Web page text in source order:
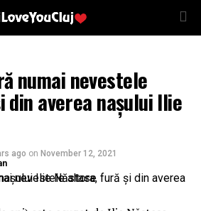
numai nevestele
averea nașului Ilie
ago on November 12, 2021